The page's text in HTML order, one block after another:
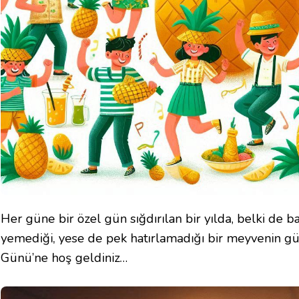
Her güne bir özel gün sığdırılan bir yılda, belki de
yemediği, yese de pek hatırlamadığı bir meyvenin
Günü’ne hoş geldiniz…